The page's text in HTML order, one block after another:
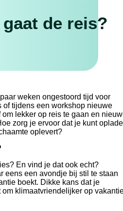
de reis?
weken ongestoord tijd voor
of tijdens een workshop nieuwe
lekker op reis te gaan en
zorg je ervoor dat je kunt
oplevert?
En vind je dat ook echt?
eens een avondje bij stil te staan
boekt. Dikke kans dat je
klimaatvriendelijker op